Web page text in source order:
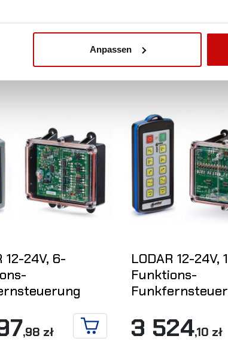
Anpassen
SIEHE DETAILS
Taschenlampe)
497
12-24V, 6-
,98 zł
IN DEN WARENKORB
LODAR 12-24V,
Funktions-
3 524,10 zł